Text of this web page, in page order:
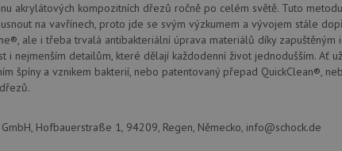
akrylátových kompozitních dřezů ročně po celém světě. Tuto
na vavřínech, proto jde se svým výzkumem a vývojem stále
ale i třeba trvalá antibakteriální úprava materiálů díky
i nejmenším detailům, které dělají každodenní život jednodušším. Ať
špíny a vznikem bakterií, nebo patentovaný přepad QuickClean®,
GmbH, Hofbauerstraße 1, 94209, Regen, Německo, info@schock.de
Google LLC
.schock-
drezy.cz
3 měsíce
Tento soubor cookie nastavuje
provádí informace o tom, jak
webové stránky a jakoukoli
mohl vidět před návštěvou
.youtube.com
6 měsíců
nebo starou verzi rozhraní